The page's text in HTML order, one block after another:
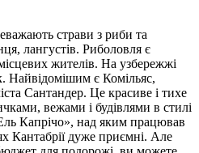
страви з риби та
лангустів. Риболовля є
жителів. На узбережжі
Найвідомішим є Комільяс,
Сантандер. Це красиве і тихе
вежами і будівлями в стилі
Капрічо», над яким працював
Кантабрії дуже приємні. Але